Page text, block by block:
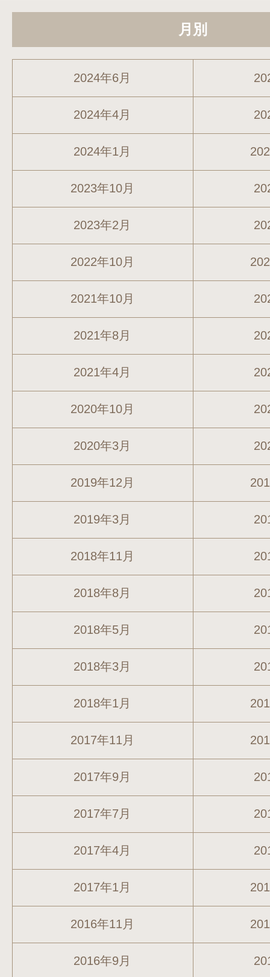
月別
2024年6月
2024年4月
2024年1月
2023年10月
2023年2月
2022年10月
2021年10月
2021年8月
2021年4月
2020年10月
2020年3月
2019年12月
2019年3月
2018年11月
2018年8月
2018年5月
2018年3月
2018年1月
2017年11月
2017年9月
2017年7月
2017年4月
2017年1月
2016年11月
2016年9月